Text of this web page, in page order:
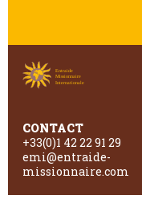
CONTACT
+33(0)1 42 22 91 29
emi@entraide-
missionnaire.com